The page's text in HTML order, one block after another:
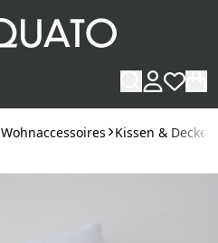
Wohnaccessoires Kissen & Decken